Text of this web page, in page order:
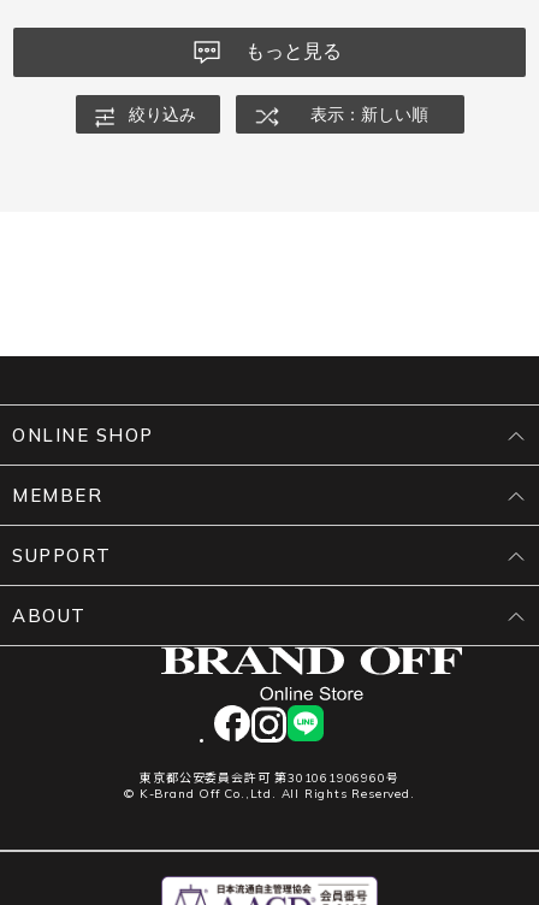
もっと見る
絞り込み 表示：新しい順
facebookinstagram
LINE
東京都公安委員会許可 第301061906960号
© K-Brand Off Co.,Ltd. All Rights Reserved.
ONLINE SHOP
MEMBER
SUPPORT
ABOUT